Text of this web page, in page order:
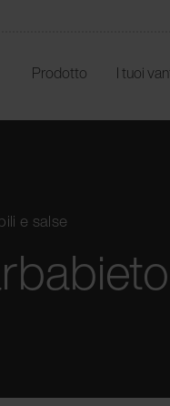
Prodotto I tuoi
e salse